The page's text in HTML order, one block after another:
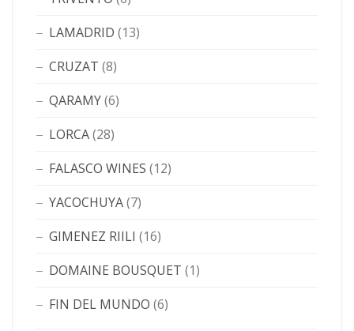
LAMADRID (13)
CRUZAT (8)
QARAMY(6)
LORCA(28)
FALASCO WINES (12)
YACOCHUYA(7)
GIMENEZ RIILI (16)
DOMAINE BOUSQUET (1)
FIN DEL MUNDO (6)